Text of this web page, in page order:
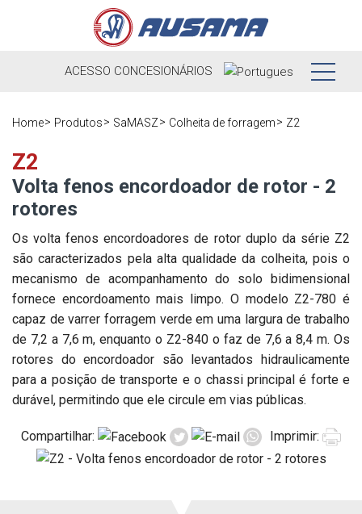
ACESSO CONCESIONÁRIOS
Nós
Ausama hoje
Marcas que
trabalhamos
Pesquisa de
satisfação
Concessionários
Pós-venda
Registre sua
máquina
Peças
Suporte
Manuais e vistas
expandidas
Em direto
Blog
Eventos
Contato
Home Produtos SaMASZ Colheita de forragem Z2
Z2
Volta fenos encordoador de rotor - 2
rotores
Os volta fenos encordoadores de rotor duplo da série Z2
são caracterizados pela alta qualidade da colheita, pois o
mecanismo de acompanhamento do solo bidimensional
fornece encordoamento mais limpo. O modelo Z2-780 é
capaz de varrer forragem verde em uma largura de trabalho
de 7,2 a 7,6 m, enquanto o Z2-840 o faz de 7,6 a 8,4 m. Os
rotores do encordoador são levantados hidraulicamente
para a posição de transporte e o chassi principal é forte e
durável, permitindo que ele circule em vias públicas.
Compartilhar: Imprimir: